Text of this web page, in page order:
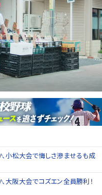
、小松大会で悔しさ滲ませるも成
、大阪大会でコズエン全員勝利！